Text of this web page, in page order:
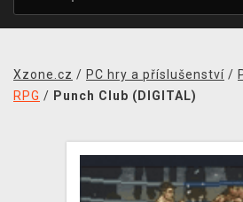
TÉMATIKY
MERCHANDISE
Xzone.cz / PC hry a příslušenství /
RPG / Punch Club (DIGITAL)